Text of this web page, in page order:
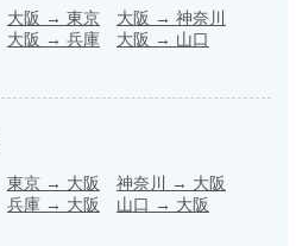
大阪 → 東京 大阪 → 神奈川
大阪 → 兵庫 大阪 → 山口
東京 → 大阪 神奈川 → 大阪
兵庫 → 大阪 山口 → 大阪